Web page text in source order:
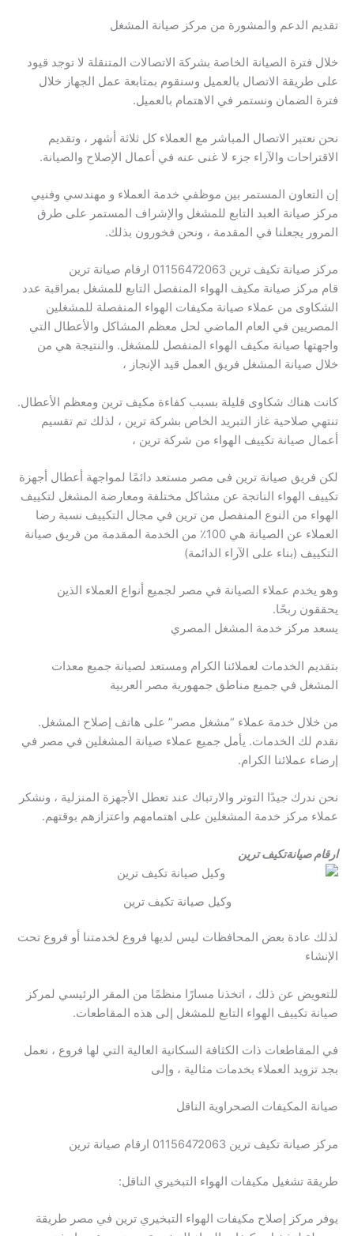
تقديم الدعم والمشورة من مركز صيانة المشغل
خلال فترة الصيانة الخاصة بشركة الاتصالات المتنقلة لا توجد قيود
على طريقة الاتصال بالعميل وسنقوم بمتابعة عمل الجهاز خلال
فترة الضمان ونستمر في الاهتمام بالعميل.
نحن نعتبر الاتصال المباشر مع العملاء كل ثلاثة أشهر ، وتقديم
الاقتراحات والآراء جزء لا غنى عنه في أعمال الإصلاح والصيانة.
إن التعاون المستمر بين موظفي خدمة العملاء و مهندسي وفنيي
مركز صيانة العبد التابع للمشغل والإشراف المستمر على طرق
المرور يجعلنا في المقدمة ، ونحن فخورون بذلك.
مركز صيانة تكيف ترين 01156472063 ارقام صيانة ترين
قام مركز صيانة مكيف الهواء المنفصل التابع للمشغل بمراقبة عدد
الشكاوى من عملاء صيانة مكيفات الهواء المنفصلة للمشغلين
المصريين في العام الماضي لحل معظم المشاكل والأعطال التي
واجهتها صيانة مكيف الهواء المنفصل للمشغل. والنتيجة هي من
خلال صيانة المشغل فريق العمل قيد الإنجاز ،
كانت هناك شكاوى قليلة بسبب كفاءة مكيف ترين ومعظم الأعطال.
تنتهي صلاحية غاز التبريد الخاص بشركة ترين ، لذلك تم تقسيم
أعمال صيانة تكييف الهواء من شركة ترين ،
لكن فريق صيانة ترين فى مصر مستعد دائمًا لمواجهة أعطال أجهزة
تكييف الهواء الناتجة عن مشاكل مختلفة ومعارضة المشغل لتكييف
الهواء من النوع المنفصل من ترين في مجال التكييف نسبة رضا
العملاء عن الصيانة هي 100٪ من الخدمة المقدمة من فريق صيانة
التكييف (بناء على الآراء الدائمة)
وهو يخدم عملاء الصيانة في مصر لجميع أنواع العملاء الذين
يحققون ربحًا.
يسعد مركز خدمة المشغل المصري
بتقديم الخدمات لعملائنا الكرام ومستعد لصيانة جميع معدات
المشغل في جميع مناطق جمهورية مصر العربية
من خلال خدمة عملاء “مشغل مصر” على هاتف إصلاح المشغل.
نقدم لك الخدمات. يأمل جميع عملاء صيانة المشغلين في مصر في
إرضاء عملائنا الكرام.
نحن ندرك جيدًا التوتر والارتباك عند تعطل الأجهزة المنزلية ، ونشكر
عملاء مركز خدمة المشغلين على اهتمامهم واعتزازهم بوقتهم.
ارقام صيانةتكيف ترين
وكيل صيانة تكيف ترين
لذلك عادة بعض المحافظات ليس لديها فروع لخدمتنا أو فروع تحت
الإنشاء
للتعويض عن ذلك ، اتخذنا مسارًا منظمًا من المقر الرئيسي لمركز
صيانة تكييف الهواء التابع للمشغل إلى هذه المقاطعات.
في المقاطعات ذات الكثافة السكانية العالية التي لها فروع ، نعمل
بجد تزويد العملاء بخدمات مثالية ، وإلى
صيانة المكيفات الصحراوية الناقل
مركز صيانة تكيف ترين 01156472063 ارقام صيانة ترين
طريقة تشغيل مكيفات الهواء التبخيري الناقل:
يوفر مركز إصلاح مكيفات الهواء التبخيري ترين في مصر طريقة